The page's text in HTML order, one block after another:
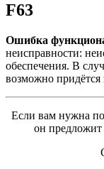
F63
Ошибка
неисправности:
обеспечения. В
возможно придётся
Если вам нужна
он